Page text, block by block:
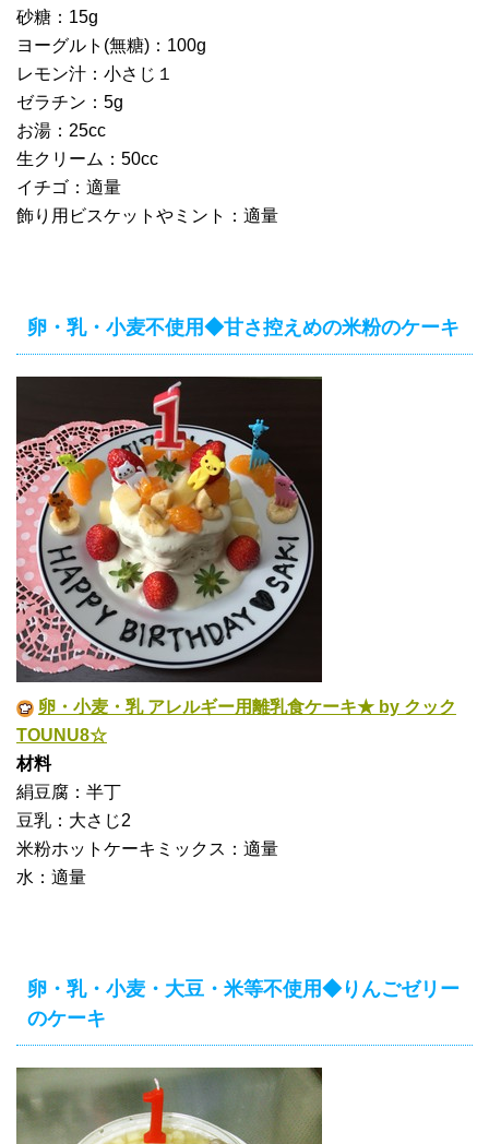
砂糖：15g
ヨーグルト(無糖)：100g
レモン汁：小さじ１
ゼラチン：5g
お湯：25cc
生クリーム：50cc
イチゴ：適量
飾り用ビスケットやミント：適量
卵・乳・小麦不使用◆甘さ控えめの米粉のケーキ
卵・小麦・乳 アレルギー用離乳食ケーキ★ by クック
TOUNU8☆
材料
絹豆腐：半丁
豆乳：大さじ2
米粉ホットケーキミックス：適量
水：適量
卵・乳・小麦・大豆・米等不使用◆りんごゼリー
のケーキ